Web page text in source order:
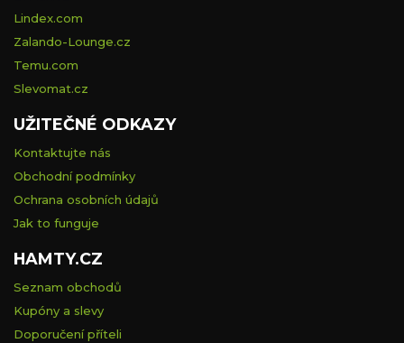
Lindex.com
Zalando-Lounge.cz
Temu.com
Slevomat.cz
UŽITEČNÉ ODKAZY
Kontaktujte nás
Obchodní podmínky
Ochrana osobních údajů
Jak to funguje
HAMTY.CZ
Seznam obchodů
Kupóny a slevy
Doporučení příteli